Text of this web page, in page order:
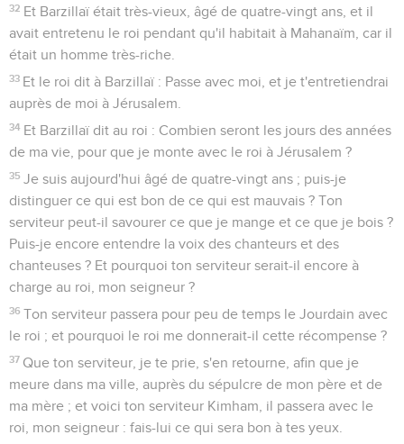
32 Et Barzillaï était très-vieux, âgé de quatre-vingt ans, et il
avait entretenu le roi pendant qu'il habitait à Mahanaïm, car il
était un homme très-riche.
33 Et le roi dit à Barzillaï : Passe avec moi, et je t'entretiendrai
auprès de moi à Jérusalem.
34 Et Barzillaï dit au roi : Combien seront les jours des années
de ma vie, pour que je monte avec le roi à Jérusalem ?
35 Je suis aujourd'hui âgé de quatre-vingt ans ; puis-je
distinguer ce qui est bon de ce qui est mauvais ? Ton
serviteur peut-il savourer ce que je mange et ce que je bois ?
Puis-je encore entendre la voix des chanteurs et des
chanteuses ? Et pourquoi ton serviteur serait-il encore à
charge au roi, mon seigneur ?
36 Ton serviteur passera pour peu de temps le Jourdain avec
le roi ; et pourquoi le roi me donnerait-il cette récompense ?
37 Que ton serviteur, je te prie, s'en retourne, afin que je
meure dans ma ville, auprès du sépulcre de mon père et de
ma mère ; et voici ton serviteur Kimham, il passera avec le
roi, mon seigneur : fais-lui ce qui sera bon à tes yeux.